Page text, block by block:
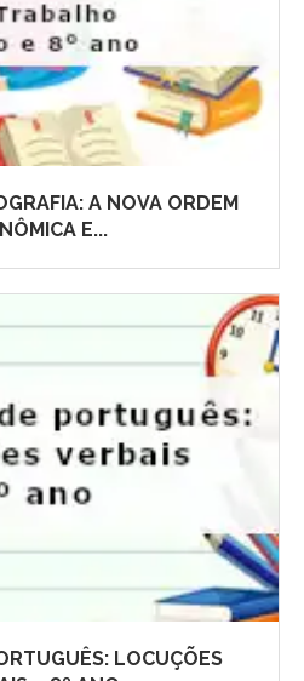
A NOVA ORDEM
E...
LOCUÇÕES